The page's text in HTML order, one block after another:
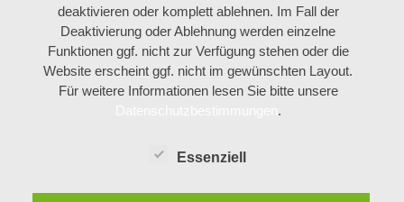
deaktivieren oder komplett ablehnen. Im Fall der
Deaktivierung oder Ablehnung werden einzelne
Funktionen ggf. nicht zur Verfügung stehen oder die
Website erscheint ggf. nicht im gewünschten Layout.
Für weitere Informationen lesen Sie bitte unsere
.
Essenziell